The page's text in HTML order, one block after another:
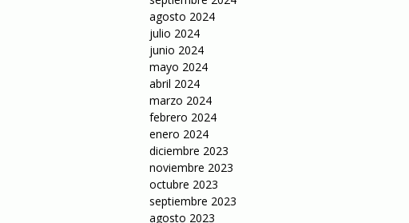
agosto 2024
julio 2024
junio 2024
mayo 2024
abril 2024
marzo 2024
febrero 2024
enero 2024
diciembre 2023
noviembre 2023
octubre 2023
septiembre 2023
agosto 2023